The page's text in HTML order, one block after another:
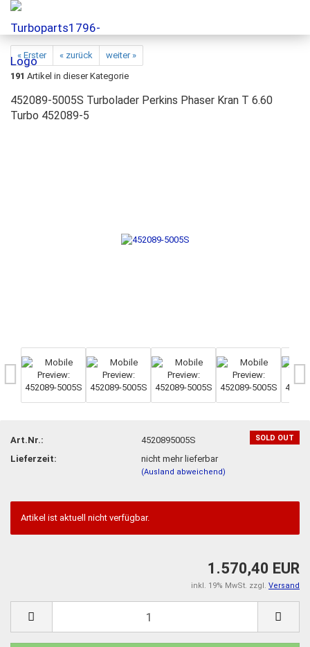
« Erster « zurück
weiter »
191 Artikel in dieser Kategorie
452089-5005S Turbolader Perkins Phaser Kran T 6.60
Turbo 452089-5
SOLD OUT
Art.Nr.:
4520895005S
Lieferzeit:
nicht mehr lieferbar
(Ausland abweichend)
Artikel ist aktuell nicht verfügbar.
1.570,40 EUR
inkl. 19% MwSt. zzgl. Versand